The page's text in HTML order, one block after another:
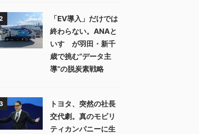
「EV導入」だけでは
終わらない。ANAと
いすゞが羽田・新千
歳で挑む“データ主
導”の脱炭素戦略
トヨタ、突然の社長
交代劇。真のモビリ
ティカンパニーに生